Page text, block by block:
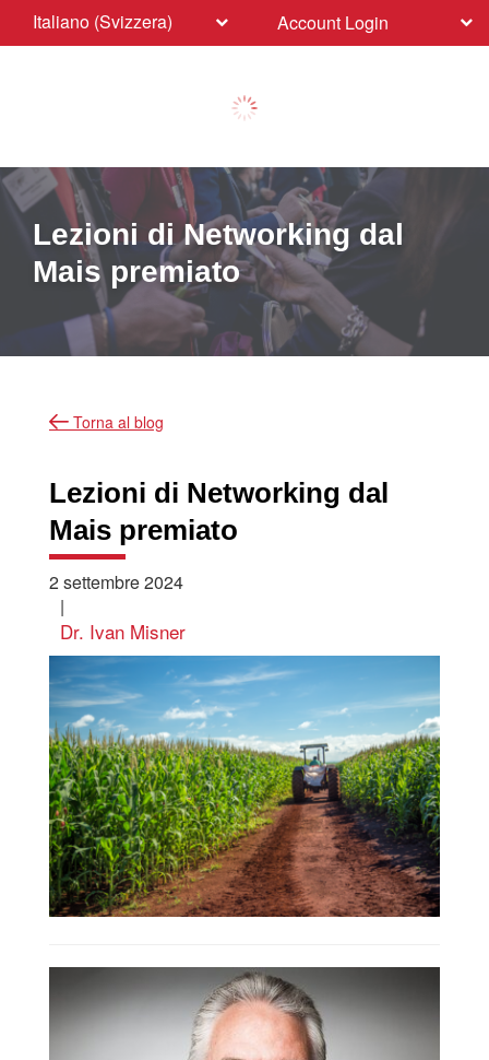
Italiano (Svizzera) Account Login
Lezioni di Networking dal
Mais premiato
Torna al blog
Lezioni di Networking dal
Mais premiato
2 settembre 2024
|
Dr. Ivan Misner